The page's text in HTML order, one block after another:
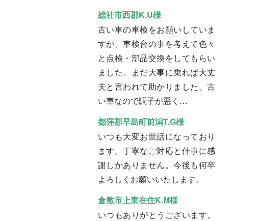
総社市西郡K.U様
古い車の車検をお願いしていま
すが、車検台の事を考えて色々
と点検・部品交換をしてもらい
ました。まだ大事に乗れば大丈
夫と言われて助かりました。古
い車なので調子が悪く…
都窪郡早島町前潟T.G様
いつも大変お世話になっており
ます。丁寧なご対応と仕事に感
謝しかありません。今後も何卒
よろしくお願いいたします。
倉敷市上東在住K.M様
いつもありがとうございます。